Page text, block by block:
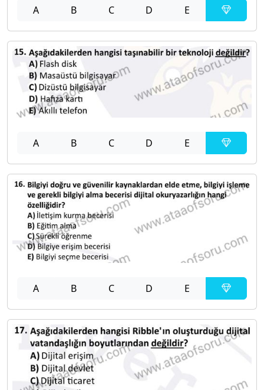
A B C D E
A B C D E
A B C D E